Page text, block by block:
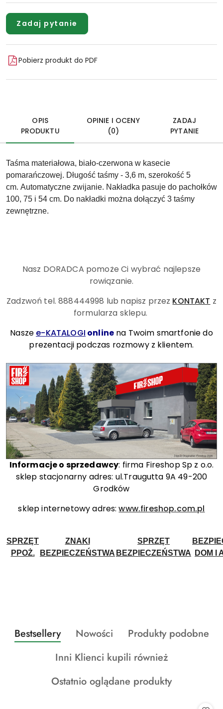
Zadaj pytanie
Pobierz produkt do PDF
OPIS
PRODUKTU
OPINIE I OCENY
(0)
ZADAJ
PYTANIE
Taśma materiałowa, biało-czerwona w kasecie
pomarańczowej. Długość taśmy - 3,6 m, szerokość 5
cm. Automatyczne zwijanie. Nakładka pasuje do pachołków
100, 75 i 54 cm. Do nakładki można dołączyć 3 taśmy
zewnętrzne.
Nasz DORADCA pomoże Ci wybrać najlepsze
rowiązanie.
Zadzwoń tel. 888444998 lub napisz przez KONTAKT z
formularza sklepu.
Nasze e-KATALOGI online na Twoim smartfonie do
prezentacji podczas rozmowy z klientem.
Informacje o sprzedawcy: firma Fireshop Sp z o.o.
sklep stacjonarny adres: ul.Traugutta 9A 49-200
Grodków
sklep internetowy adres:www.fireshop.com.pl
SPRZĘT
PPOŻ.
ZNAKI
BEZPIECZEŃSTWA
SPRZĘT
BEZPIECZEŃSTWA
DOM I
Pomiń karuzelę produktów
Produkty
o
Bestsellery
Produkty
statusie:
Nowości
Produkty
statusie:
Produkty podobne
Produkty
statusie:
Inni Klienci kupili również
Produkty
Ostatnio oglądane produkty